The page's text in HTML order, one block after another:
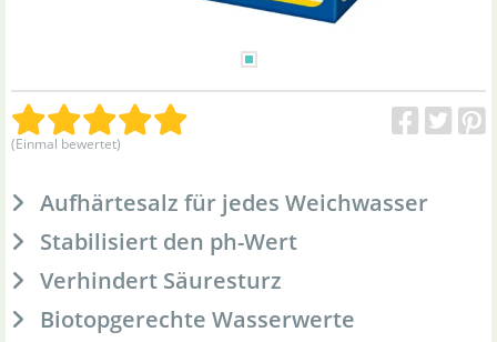
(Einmal bewertet)
Aufhärtesalz für jedes Weichwasser
Stabilisiert den ph-Wert
Verhindert Säuresturz
Biotopgerechte Wasserwerte